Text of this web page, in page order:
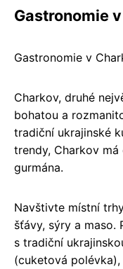
Gastronomie
Gastronomie v
Charkov, druhé
bohatou a
tradiční ukrajinské
trendy, Charkov
gurmána.
Navštivte místní
šťávy, sýry a maso.
s tradiční
(cuketová